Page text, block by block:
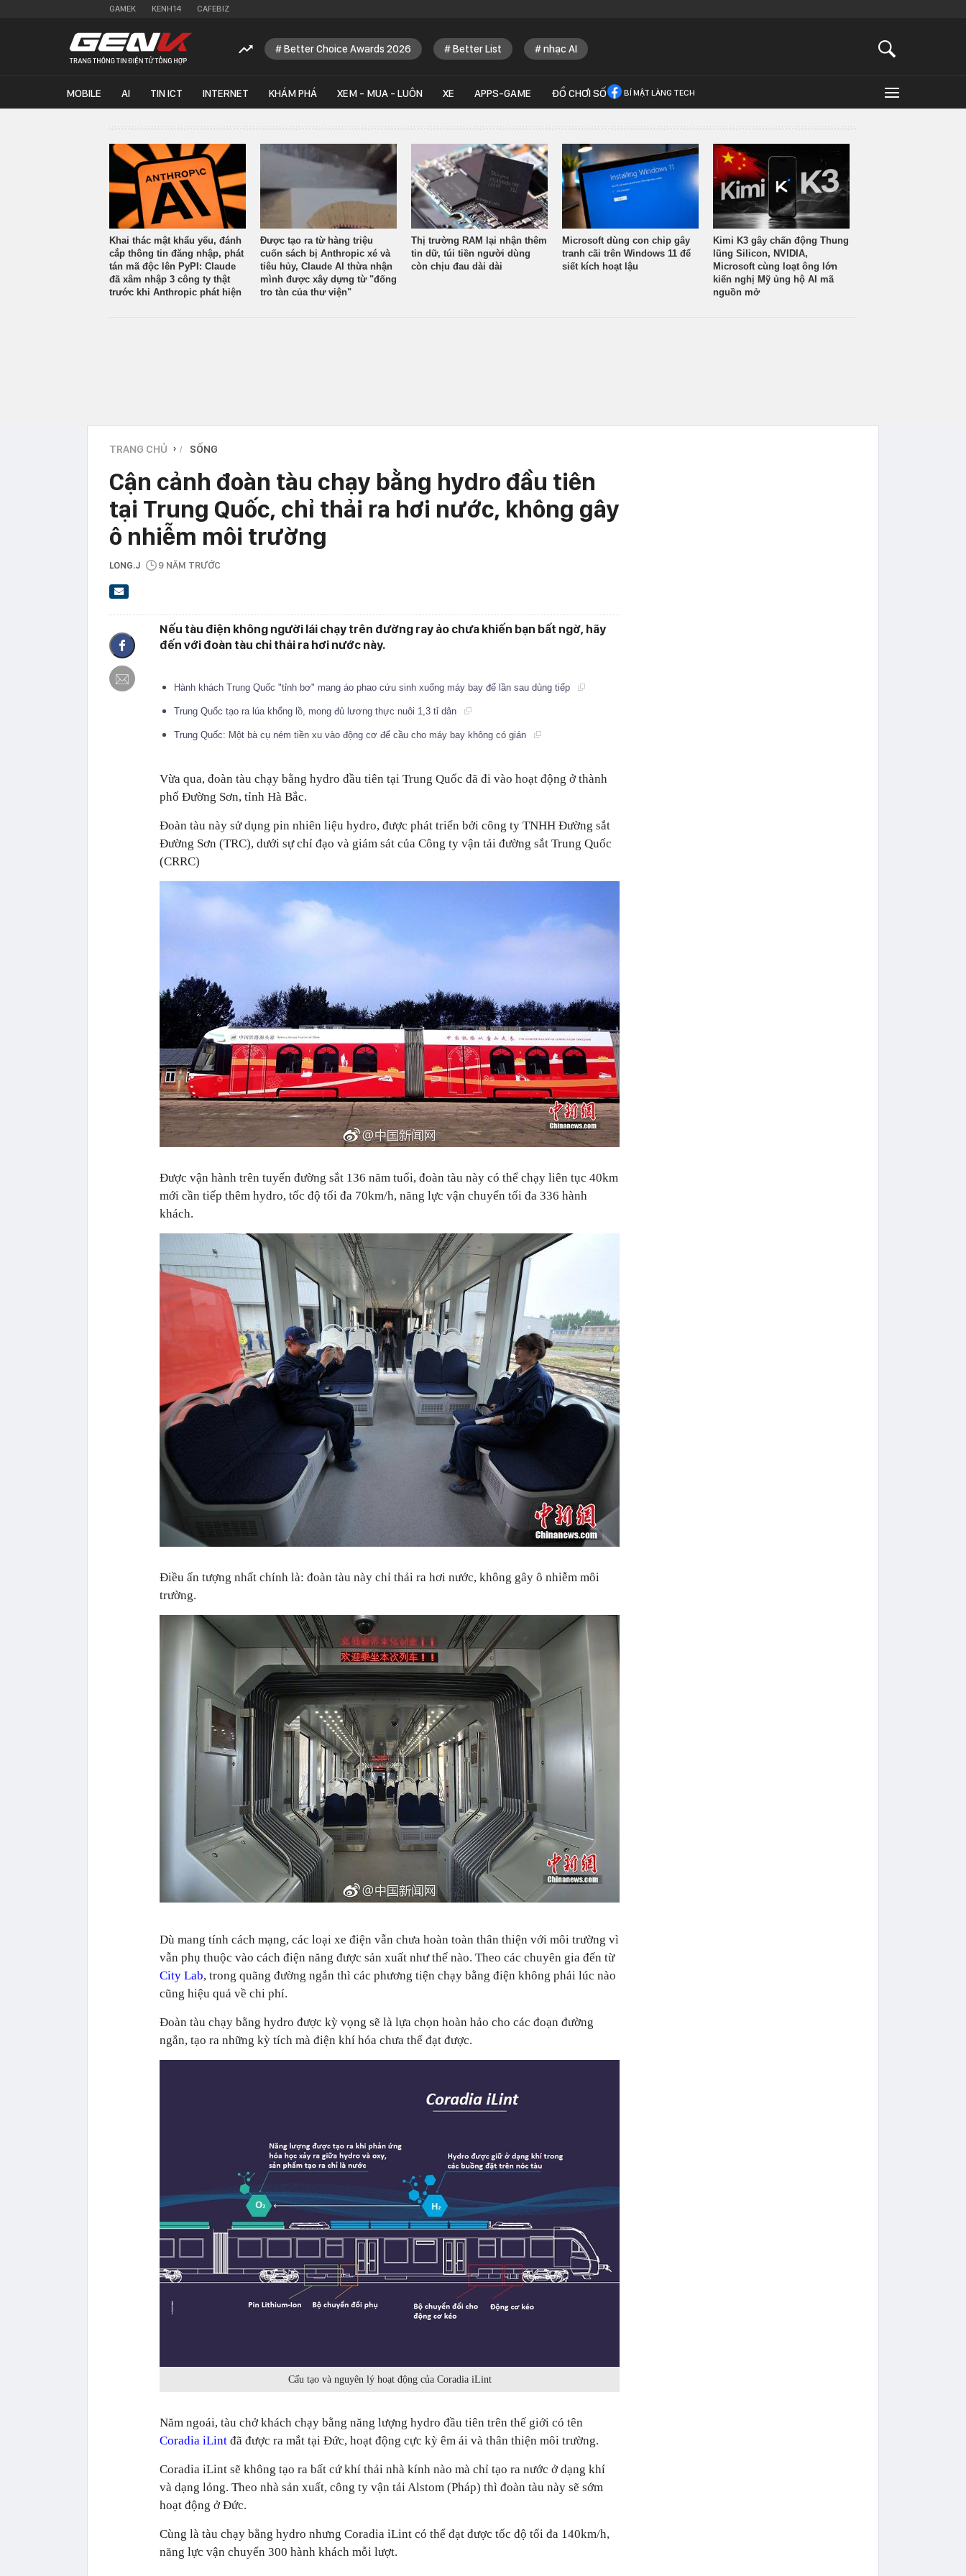
GAMEK KENH14 CAFEBIZ
Better Choice Awards 2026 Better List nhạc AI
MOBILE AI TIN ICT INTERNET KHÁM PHÁ XEM - MUA - LUÔN XE APPS-GAME ĐỒ CHƠI SỐ BÍ MẬT LÀNG TECH
Khai thác mật khẩu yếu, đánh
cắp thông tin đăng nhập, phát
tán mã độc lên PyPI: Claude
đã xâm nhập 3 công ty thật
trước khi Anthropic phát hiện
Được tạo ra từ hàng triệu
cuốn sách bị Anthropic xé và
tiêu hủy, Claude AI thừa nhận
mình được xây dựng từ "đống
tro tàn của thư viện"
Thị trường RAM lại nhận thêm
tin dữ, túi tiền người dùng
còn chịu đau dài dài
Microsoft dùng con chip gây
tranh cãi trên Windows 11 để
siết kích hoạt lậu
Kimi K3 gây chấn động Thung
lũng Silicon, NVIDIA,
Microsoft cùng loạt ông lớn
kiến nghị Mỹ ủng hộ AI mã
nguồn mở
TRANG CHỦ › SỐNG
Cận cảnh đoàn tàu chạy bằng hydro đầu tiên
tại Trung Quốc, chỉ thải ra hơi nước, không gây
ô nhiễm môi trường
LONG.J 9 NĂM TRƯỚC
Nếu tàu điện không người lái chạy trên đường ray ảo chưa khiến bạn bất ngờ, hãy
đến với đoàn tàu chỉ thải ra hơi nước này.
Hành khách Trung Quốc "tỉnh bơ" mang áo phao cứu sinh xuống máy bay để lần sau dùng tiếp
Trung Quốc tạo ra lúa khổng lồ, mong đủ lương thực nuôi 1,3 tỉ dân
Trung Quốc: Một bà cụ ném tiền xu vào động cơ để cầu cho máy bay không có gián
Vừa qua, đoàn tàu chạy bằng hydro đầu tiên tại Trung Quốc đã đi vào hoạt động ở thành
phố Đường Sơn, tỉnh Hà Bắc.
Đoàn tàu này sử dụng pin nhiên liệu hydro, được phát triển bởi công ty TNHH Đường sắt
Đường Sơn (TRC), dưới sự chỉ đạo và giám sát của Công ty vận tải đường sắt Trung Quốc
(CRRC)
Được vận hành trên tuyến đường sắt 136 năm tuổi, đoàn tàu này có thể chạy liên tục 40km
mới cần tiếp thêm hydro, tốc độ tối đa 70km/h, năng lực vận chuyển tối đa 336 hành
khách.
Điều ấn tượng nhất chính là: đoàn tàu này chỉ thải ra hơi nước, không gây ô nhiễm môi
trường.
Dù mang tính cách mạng, các loại xe điện vẫn chưa hoàn toàn thân thiện với môi trường vì
vẫn phụ thuộc vào cách điện năng được sản xuất như thế nào. Theo các chuyên gia đến từ
City Lab, trong quãng đường ngắn thì các phương tiện chạy bằng điện không phải lúc nào
cũng hiệu quả về chi phí.
Đoàn tàu chạy bằng hydro được kỳ vọng sẽ là lựa chọn hoàn hảo cho các đoạn đường
ngắn, tạo ra những kỳ tích mà điện khí hóa chưa thể đạt được.
Cấu tạo và nguyên lý hoạt động của Coradia iLint
Năm ngoái, tàu chở khách chạy bằng năng lượng hydro đầu tiên trên thế giới có tên
Coradia iLint đã được ra mắt tại Đức, hoạt động cực kỳ êm ái và thân thiện môi trường.
Coradia iLint sẽ không tạo ra bất cứ khí thải nhà kính nào mà chỉ tạo ra nước ở dạng khí
và dạng lỏng. Theo nhà sản xuất, công ty vận tải Alstom (Pháp) thì đoàn tàu này sẽ sớm
hoạt động ở Đức.
Cùng là tàu chạy bằng hydro nhưng Coradia iLint có thể đạt được tốc độ tối đa 140km/h,
năng lực vận chuyển 300 hành khách mỗi lượt.